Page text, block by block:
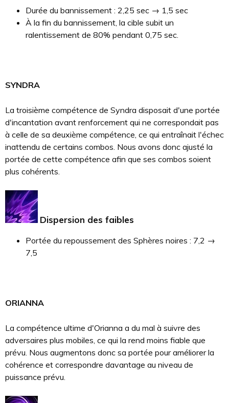
Durée du bannissement : 2,25 sec → 1,5 sec
À la fin du bannissement, la cible subit un
ralentissement de 80% pendant 0,75 sec.
SYNDRA
La troisième compétence de Syndra disposait d'une portée
d'incantation avant renforcement qui ne correspondait pas
à celle de sa deuxième compétence, ce qui entraînait l'échec
inattendu de certains combos. Nous avons donc ajusté la
portée de cette compétence afin que ses combos soient
plus cohérents.
Dispersion des faibles
Portée du repoussement des Sphères noires : 7,2 →
7,5
ORIANNA
La compétence ultime d'Orianna a du mal à suivre des
adversaires plus mobiles, ce qui la rend moins fiable que
prévu. Nous augmentons donc sa portée pour améliorer la
cohérence et correspondre davantage au niveau de
puissance prévu.